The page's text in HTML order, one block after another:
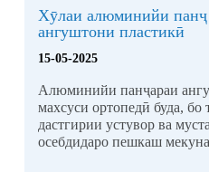
Хӯлаи алюминийи панҷ
ангуштони пластикӣ
15-05-2025
Алюминийи панҷараи
махсуси ортопедӣ буда, бо
дастгирии устувор ва
осебдидаро пешкаш